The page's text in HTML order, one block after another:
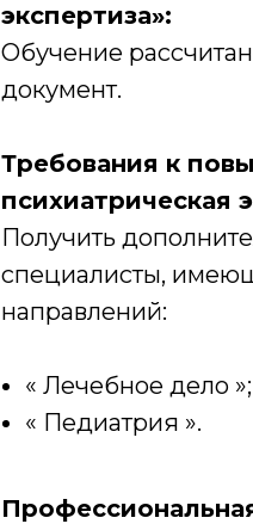
экспертиза»:
Обучение
документ.
Требования к
психиатрическая
Получить
специалисты,
направлений:
« Лечебное дело »;
« Педиатрия ».